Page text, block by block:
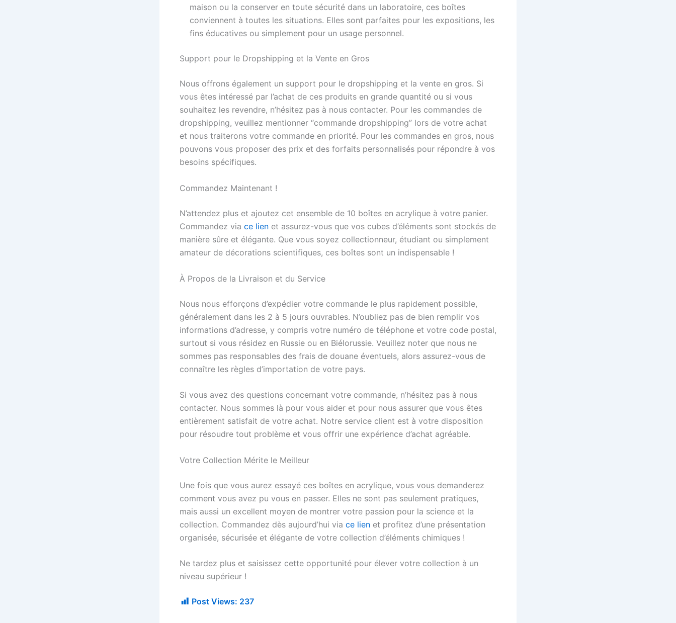
maison ou la conserver en toute sécurité dans un laboratoire, ces boîtes
conviennent à toutes les situations. Elles sont parfaites pour les expositions, les
fins éducatives ou simplement pour un usage personnel.
Support pour le Dropshipping et la Vente en Gros
Nous offrons également un support pour le dropshipping et la vente en gros. Si
vous êtes intéressé par l’achat de ces produits en grande quantité ou si vous
souhaitez les revendre, n’hésitez pas à nous contacter. Pour les commandes de
dropshipping, veuillez mentionner “commande dropshipping” lors de votre achat
et nous traiterons votre commande en priorité. Pour les commandes en gros, nous
pouvons vous proposer des prix et des forfaits personnalisés pour répondre à vos
besoins spécifiques.
Commandez Maintenant !
N’attendez plus et ajoutez cet ensemble de 10 boîtes en acrylique à votre panier.
Commandez via ce lien et assurez-vous que vos cubes d’éléments sont stockés de
manière sûre et élégante. Que vous soyez collectionneur, étudiant ou simplement
amateur de décorations scientifiques, ces boîtes sont un indispensable !
À Propos de la Livraison et du Service
Nous nous efforçons d’expédier votre commande le plus rapidement possible,
généralement dans les 2 à 5 jours ouvrables. N’oubliez pas de bien remplir vos
informations d’adresse, y compris votre numéro de téléphone et votre code postal,
surtout si vous résidez en Russie ou en Biélorussie. Veuillez noter que nous ne
sommes pas responsables des frais de douane éventuels, alors assurez-vous de
connaître les règles d’importation de votre pays.
Si vous avez des questions concernant votre commande, n’hésitez pas à nous
contacter. Nous sommes là pour vous aider et pour nous assurer que vous êtes
entièrement satisfait de votre achat. Notre service client est à votre disposition
pour résoudre tout problème et vous offrir une expérience d’achat agréable.
Votre Collection Mérite le Meilleur
Une fois que vous aurez essayé ces boîtes en acrylique, vous vous demanderez
comment vous avez pu vous en passer. Elles ne sont pas seulement pratiques,
mais aussi un excellent moyen de montrer votre passion pour la science et la
collection. Commandez dès aujourd’hui via ce lien et profitez d’une présentation
organisée, sécurisée et élégante de votre collection d’éléments chimiques !
Ne tardez plus et saisissez cette opportunité pour élever votre collection à un
niveau supérieur !
Post Views: 237